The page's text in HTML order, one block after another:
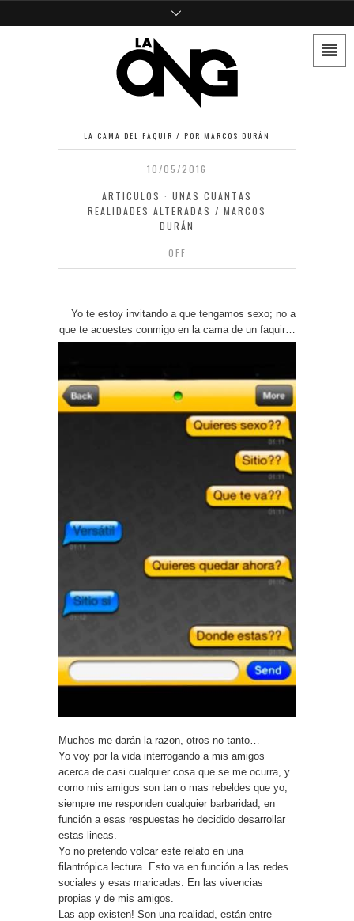
LA CAMA DEL FAQUIR / POR MARCOS DURÁN
10/05/2016
ARTICULOS · UNAS CUANTAS
REALIDADES ALTERADAS / MARCOS
DURÁN
OFF
Yo te estoy invitando a que tengamos sexo; no a
que te acuestes conmigo en la cama de un faquir…
Muchos me darán la razon, otros no tanto…
Yo voy por la vida interrogando a mis amigos
acerca de casi cualquier cosa que se me ocurra, y
como mis amigos son tan o mas rebeldes que yo,
siempre me responden cualquier barbaridad, en
función a esas respuestas he decidido desarrollar
estas lineas.
Yo no pretendo volcar este relato en una
filantrópica lectura. Esto va en función a las redes
sociales y esas maricadas. En las vivencias
propias y de mis amigos.
Las app existen! Son una realidad, están entre